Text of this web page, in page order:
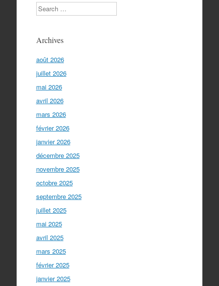
Search
Archives
août 2026
juillet 2026
mai 2026
avril 2026
mars 2026
février 2026
janvier 2026
décembre 2025
novembre 2025
octobre 2025
septembre 2025
juillet 2025
mai 2025
avril 2025
mars 2025
février 2025
janvier 2025